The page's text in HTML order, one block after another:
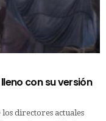
con su versión
directores actuales